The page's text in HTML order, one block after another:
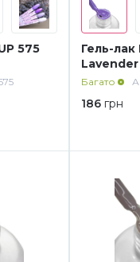
стерилізація
лінії
575
Гель-лак
Lavender
Багато
186 грн